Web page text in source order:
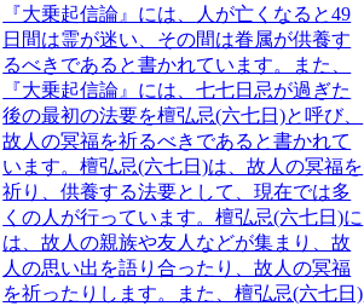
『大乗起信論』には、
人が亡くなると49
日間は霊が迷い、その間は眷属が供養す
るべきであると書かれています。また、
『大乗起信論』には、七七日忌が過ぎた
後の最初の法要を檀弘忌(六七日)と呼び、
故人の冥福を祈るべきであると書かれて
います。檀弘忌(六七日)は、故人の冥福を
祈り、供養する法要として、現在では多
くの人が行っています。檀弘忌(六七日)に
は、故人の親族や友人などが集まり、故
人の思い出を語り合ったり、故人の冥福
を祈ったりします。また、檀弘忌(六七日)